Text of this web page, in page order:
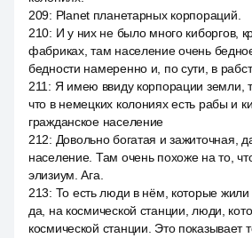
209: Planet планетарных корпораций.
210: И у них не было много киборгов,
фабриках, там население очень
бедности намеренно и, по сути, в
211 : Я имею ввиду корпорации земли,
что в немецких колониях есть рабы и
гражданское население
212: Довольно богатая и зажиточная,
население. Там очень похоже на то,
элизиум. Ага.
213: То есть люди в нём, которые жили
да, на космической станции, люди,
космической станции. Это показывает